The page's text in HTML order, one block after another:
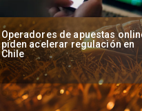
Fallece Lucy López Cruz,
primera medallista chilena en
Juegos Panamericanos